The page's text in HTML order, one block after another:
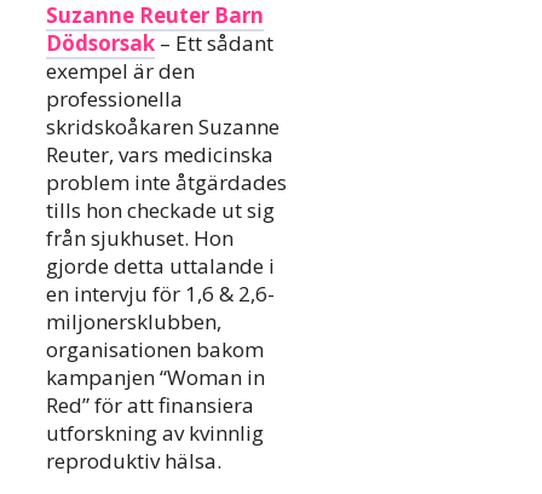
Suzanne Reuter Barn
Dödsorsak – Ett sådant
exempel är den
professionella
skridskoåkaren Suzanne
Reuter, vars medicinska
problem inte åtgärdades
tills hon checkade ut sig
från sjukhuset. Hon
gjorde detta uttalande i
en intervju för 1,6 & 2,6-
miljonersklubben,
organisationen bakom
kampanjen “Woman in
Red” för att finansiera
utforskning av kvinnlig
reproduktiv hälsa.